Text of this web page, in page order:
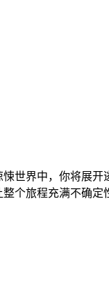
世界中，你将展开
个旅程充满不确定